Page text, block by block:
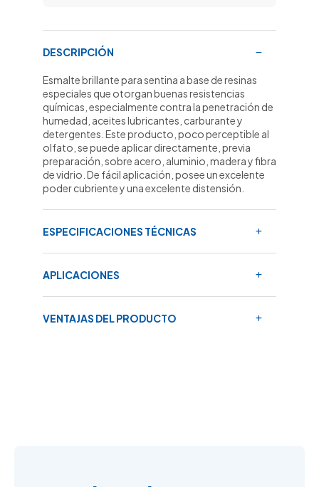
DESCRIPCIÓN
Esmalte brillante para sentina a base de resinas
especiales que otorgan buenas resistencias
químicas, especialmente contra la penetración de
humedad, aceites lubricantes, carburante y
detergentes. Este producto, poco perceptible al
olfato, se puede aplicar directamente, previa
preparación, sobre acero, aluminio, madera y fibra
de vidrio. De fácil aplicación, posee un excelente
poder cubriente y una excelente distensión.
ESPECIFICACIONES TÉCNICAS
APLICACIONES
VENTAJAS DEL PRODUCTO